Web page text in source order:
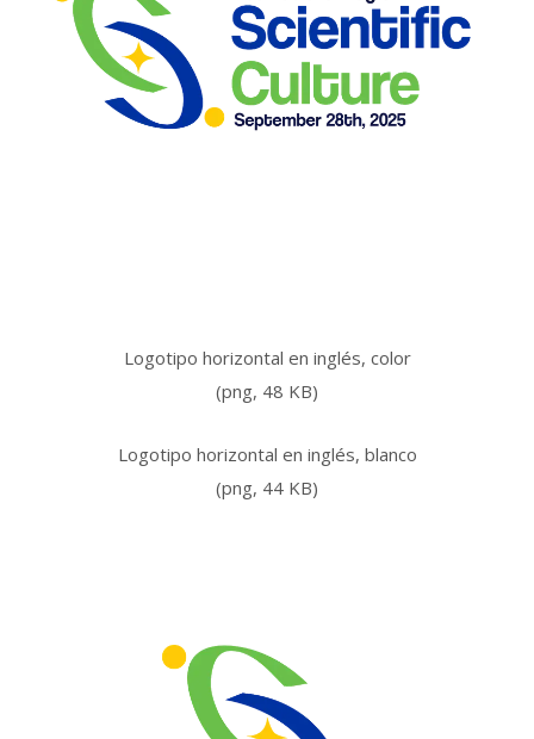
Logotipo horizontal en inglés, color
(png, 48 KB)
Logotipo horizontal en inglés, blanco
(png, 44 KB)